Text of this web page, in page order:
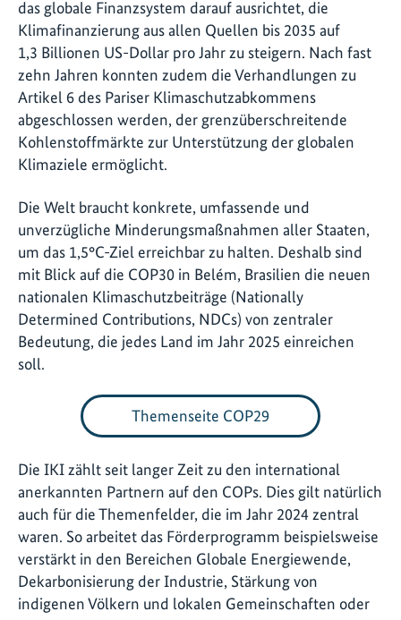
das globale Finanzsystem darauf ausrichtet, die
Klimafinanzierung aus allen Quellen bis 2035 auf
1,3 Billionen US-Dollar pro Jahr zu steigern. Nach fast
zehn Jahren konnten zudem die Verhandlungen zu
Artikel 6 des Pariser Klimaschutzabkommens
abgeschlossen werden, der grenzüberschreitende
Kohlenstoffmärkte zur Unterstützung der globalen
Klimaziele ermöglicht.
Die Welt braucht konkrete, umfassende und
unverzügliche Minderungsmaßnahmen aller Staaten,
um das 1,5°C-Ziel erreichbar zu halten. Deshalb sind
mit Blick auf die COP30 in Belém, Brasilien die neuen
nationalen Klimaschutzbeiträge (Nationally
Determined Contributions, NDCs) von zentraler
Bedeutung, die jedes Land im Jahr 2025 einreichen
soll.
Themenseite COP29
Die IKI zählt seit langer Zeit zu den international
anerkannten Partnern auf den COPs. Dies gilt natürlich
auch für die Themenfelder, die im Jahr 2024 zentral
waren. So arbeitet das Förderprogramm beispielsweise
verstärkt in den Bereichen Globale Energiewende,
Dekarbonisierung der Industrie, Stärkung von
indigenen Völkern und lokalen Gemeinschaften oder